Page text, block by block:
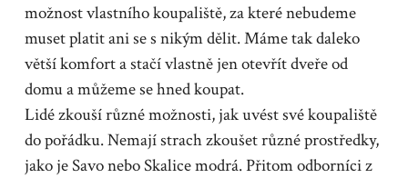
možnost vlastního koupaliště, za které nebudeme
muset platit ani se s nikým dělit. Máme tak daleko
větší komfort a stačí vlastně jen otevřít dveře od
domu a můžeme se hned koupat.
Lidé zkouší různé možnosti, jak uvést své koupaliště
do pořádku. Nemají strach zkoušet různé prostředky,
jako je Savo nebo Skalice modrá. Přitom odborníci z